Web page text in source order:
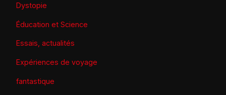
Dystopie
Éducation et Science
Essais, actualités
Expériences de voyage
fantastique